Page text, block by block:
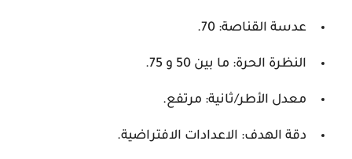
عدسة القناصة: 70.
النظرة الحرة: ما بين 50 و 75.
معدل الأطر/ثانية: مرتفع.
دقة الهدف: الاعدادات الافتراضية.